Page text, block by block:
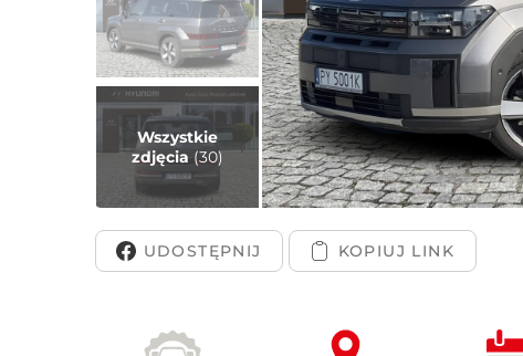
Wszystkie
zdjęcia (30)
UDOSTĘPNIJ